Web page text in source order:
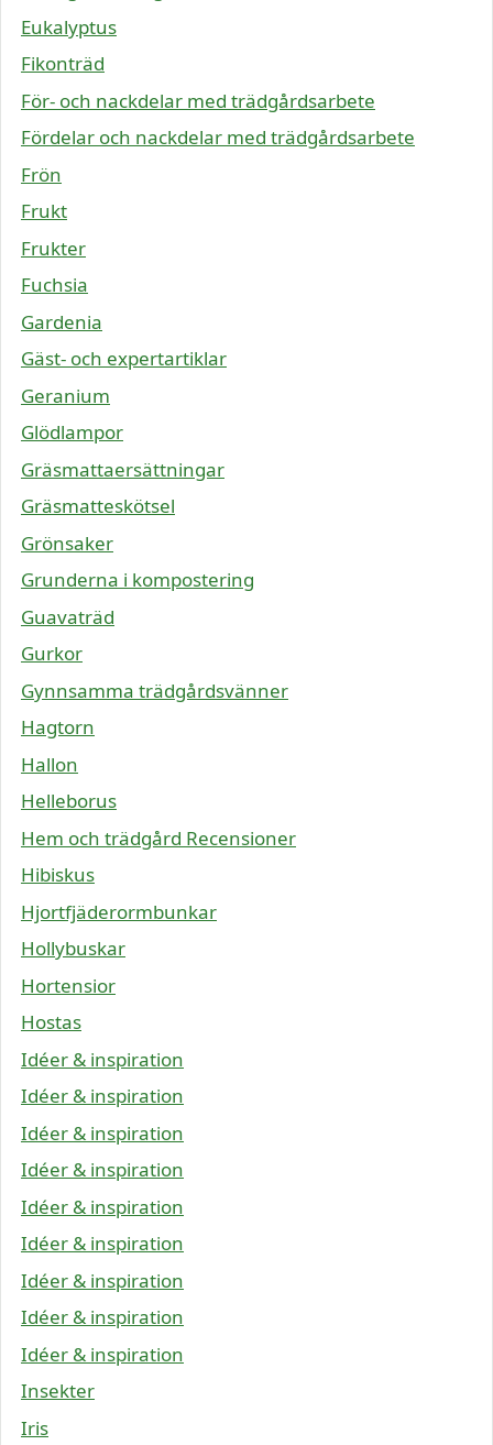
Eukalyptus
Fikonträd
För- och nackdelar med trädgårdsarbete
Fördelar och nackdelar med trädgårdsarbete
Frön
Frukt
Frukter
Fuchsia
Gardenia
Gäst- och expertartiklar
Geranium
Glödlampor
Gräsmattaersättningar
Gräsmatteskötsel
Grönsaker
Grunderna i kompostering
Guavaträd
Gurkor
Gynnsamma trädgårdsvänner
Hagtorn
Hallon
Helleborus
Hem och trädgård Recensioner
Hibiskus
Hjortfjäderormbunkar
Hollybuskar
Hortensior
Hostas
Idéer & inspiration
Idéer & inspiration
Idéer & inspiration
Idéer & inspiration
Idéer & inspiration
Idéer & inspiration
Idéer & inspiration
Idéer & inspiration
Idéer & inspiration
Insekter
Iris